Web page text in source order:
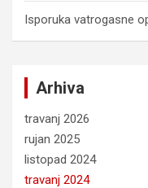
Isporuka vatrogasne
Arhiva
travanj 2026
rujan 2025
listopad 2024
travanj 2024